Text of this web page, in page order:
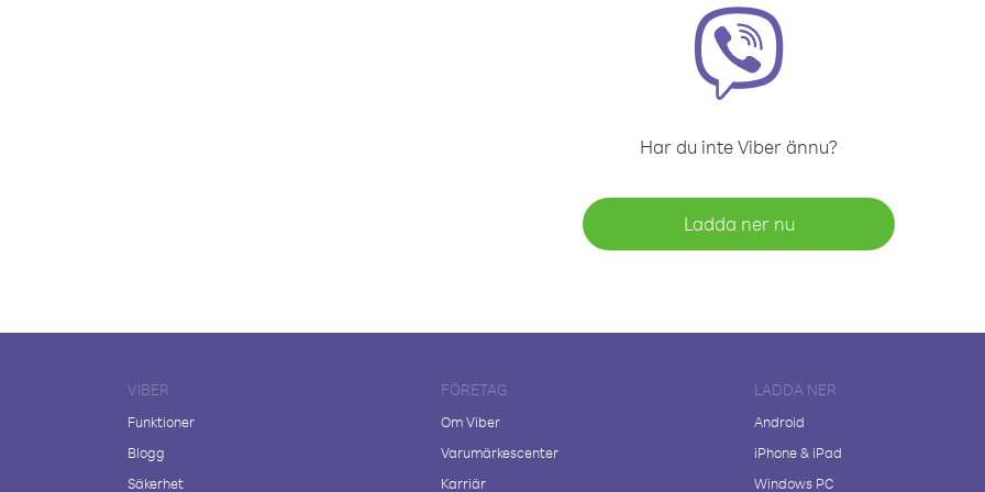
Har du inte Viber ännu?
Ladda ner nu
VIBER
Funktioner
Blogg
Säkerhet
FÖRETAG
Om Viber
Varumärkescenter
Karriär
LADDA NER
Android
iPhone & iPad
Windows PC